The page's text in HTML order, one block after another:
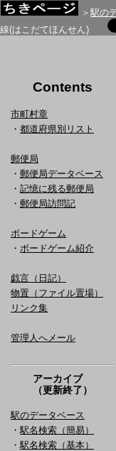
＞ 駅の
線(はこだてほんせん)
Contents
市町村章
・ 都道府県別リスト
郵便局
・ 郵便局データベース
・ 記憶に残る郵便局
・ 郵便局訪問記
ボードゲーム
・ ボードゲーム紹介
戯言（日記）
物置（ファイル置場）
リンク集
管理人へメール
アーカイブ
（更新終了）
駅のデータベース
・ 駅名検索（簡易）
・ 駅名検索（基本）